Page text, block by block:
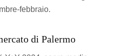
febbraio.
di Palermo